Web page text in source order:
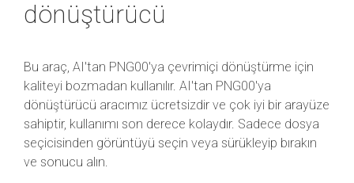
dönüştürücü
Bu araç, AI'tan PNG00'ya çevrimiçi dönüştürme için
kaliteyi bozmadan kullanılır. AI'tan PNG00'ya
dönüştürücü aracımız ücretsizdir ve çok iyi bir arayüze
sahiptir, kullanımı son derece kolaydır. Sadece dosya
seçicisinden görüntüyü seçin veya sürükleyip bırakın
ve sonucu alın.